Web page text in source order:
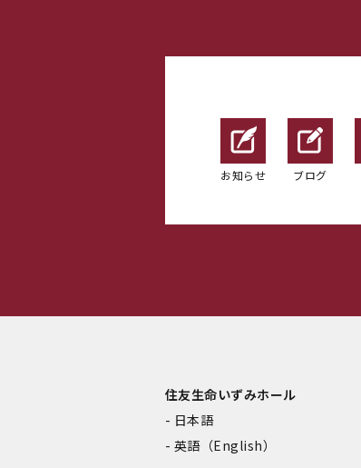
お知らせ ブログ
住友生命いずみホール
日本語
英語（English）